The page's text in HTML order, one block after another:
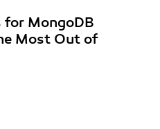
for MongoDB
Most Out of